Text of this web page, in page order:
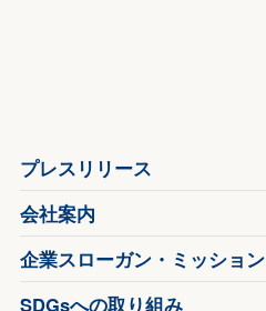
プレスリリース
会社案内
企業スローガン・ミッション
SDGsへの取り組み